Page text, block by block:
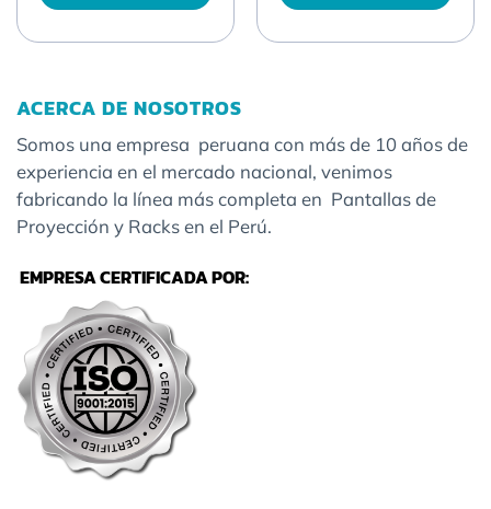
ACERCA DE NOSOTROS
Somos una empresa peruana con más de 10 años de
experiencia en el mercado nacional, venimos
fabricando la línea más completa en Pantallas de
Proyección y Racks en el Perú.
EMPRESA CERTIFICADA POR: